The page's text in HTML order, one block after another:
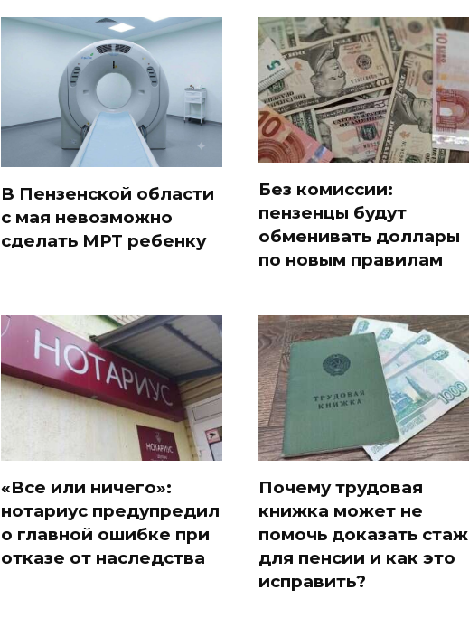
В Пензенской области
с мая невозможно
сделать МРТ ребенку
Без комиссии:
пензенцы будут
обменивать доллары
по новым правилам
«Все или ничего»:
нотариус предупредил
о главной ошибке при
отказе от наследства
Почему трудовая
книжка может не
помочь доказать стаж
для пенсии и как это
исправить?